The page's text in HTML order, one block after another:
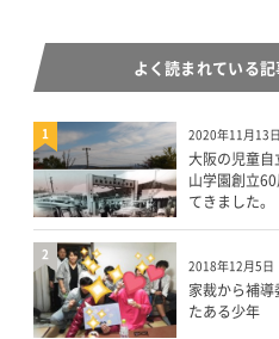
よく読まれている
2020年11月13日
大阪の児童
山学園創立
てきました。
1
2018年12月5日
家裁から補
たある少年
2